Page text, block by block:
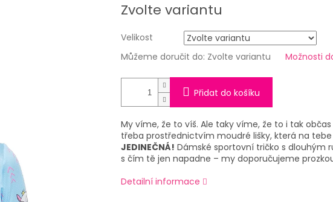
cena:
Zvolte variantu
Velikost
Můžeme doručit do: Zvolte variantu Možnosti
Přidat do košíku
My víme, že to víš. Ale taky víme, že to i tak
třeba prostřednictvím moudré lišky, která na
JEDINEČNÁ! Dámské sportovní tričko s dlouhým
s čím tě jen napadne – my doporučujeme
Detailní informace